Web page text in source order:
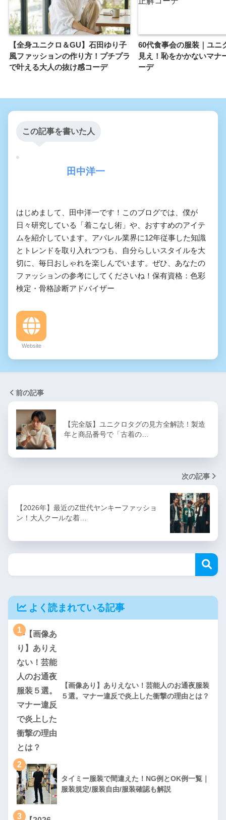
【全身ユニクロ＆GU】石田ゆり子
風ファッションの作り方！プチプラ
で叶える大人の抜け感コーデ
60代食事会の服装｜ユニ
見え！恥をかかないマナ
ーデ
この記事を書いた人
田中洋一
はじめまして、田中洋一です！このブログでは、僕が
日々研究している「着こなし術」や、おすすめのアイテ
ムを紹介しています。アパレル業界に12年従事した知識
とトレンドを取り入れつつも、自分らしいスタイルを大
切に、毎日おしゃれを楽しんでいます。ぜひ、あなたの
ファッションの参考にしてくださいね！保有資格：色彩
検定・骨格診断アドバイザー
Website
前の記事
【完全版】ユニクロタグの見方全解読！製造
年と商品番号で「古着の…
次の記事
【2026年】最近のZ世代ヤンキーファッショ
ン！大人クールな着…
よく読まれている記事
1
【画像あり】ありえない！芸能人のお通夜服装
５選。マナー違反で炎上した衝撃の理由とは？
2
タイミー服装で間違えた！NG例とOK例一覧｜
服装規定/服装自由/服装確認も解説
3